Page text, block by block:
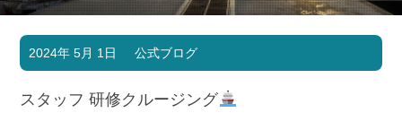
マリンクラブ
マリンライフを堪能したい！
ボート販売
ボート免許
長年の実績と信頼！
2024年 5月 1日 公式ブログ
スタッフ 研修クルージング